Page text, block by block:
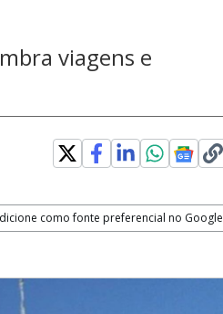
viagens e
como fonte preferencial no Google